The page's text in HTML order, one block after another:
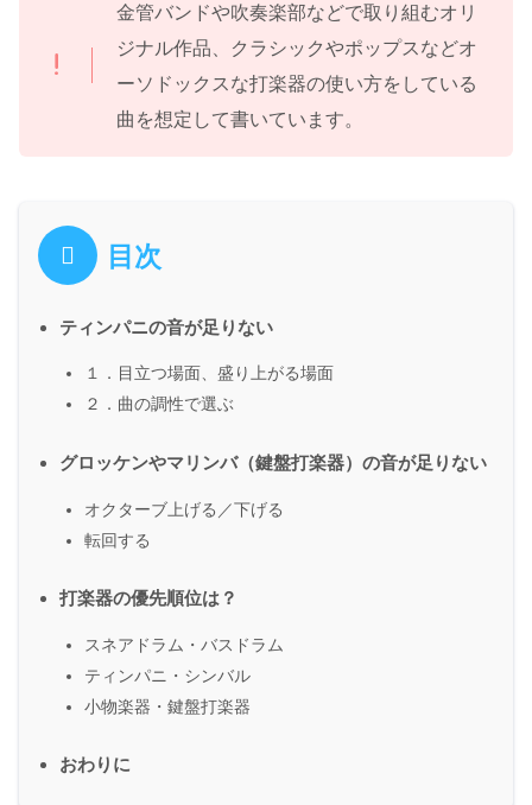
金管バンドや吹奏楽部などで取り組むオリ
ジナル作品、クラシックやポップスなどオ
ーソドックスな打楽器の使い方をしている
曲を想定して書いています。
目次
ティンパニの音が足りない
１．目立つ場面、盛り上がる場面
２．曲の調性で選ぶ
グロッケンやマリンバ（鍵盤打楽器）の音が足りない
オクターブ上げる／下げる
転回する
打楽器の優先順位は？
スネアドラム・バスドラム
ティンパニ・シンバル
小物楽器・鍵盤打楽器
おわりに